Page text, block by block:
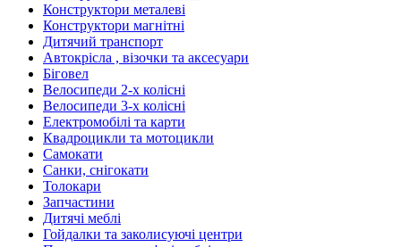
Конструктори металеві
Конструктори магнітні
Дитячий транспорт
Автокрісла , візочки та аксесуари
Біговел
Велосипеди 2-х колісні
Велосипеди 3-х колісні
Електромобілі та карти
Квадроцикли та мотоцикли
Самокати
Санки, снігокати
Толокари
Запчастини
Дитячі меблі
Гойдалки та заколисуючі центри